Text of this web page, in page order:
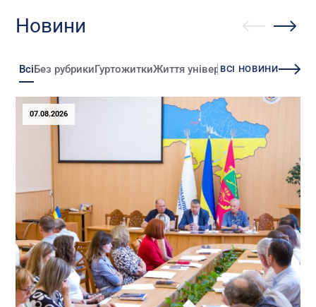
Новини
ВсіБез рубрикиГуртожиткиЖиття університетуЗміни
ВСІ НОВИНИ
07.08.2026